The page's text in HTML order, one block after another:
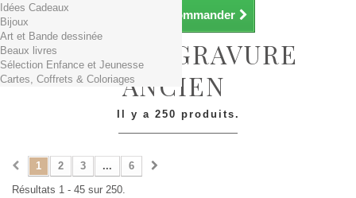
Continuer mes achats Commander
Idées Cadeaux
Bijoux
Art et Bande dessinée
Beaux livres
Sélection Enfance et Jeunesse
Cartes, Coffrets & Coloriages
DESSIN-GRAVURE
ANCIEN
Il y a 250 produits.
1 2 3 ...
6
Résultats 1 - 45 sur 250.